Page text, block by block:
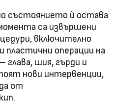
състоянието ѝ остава
са извършени
включително
пластични операции на
шия, гърди и
нови интервенции,
от